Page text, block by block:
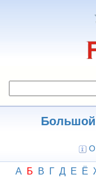
Большой
О
А Б В Г Д Е Ё